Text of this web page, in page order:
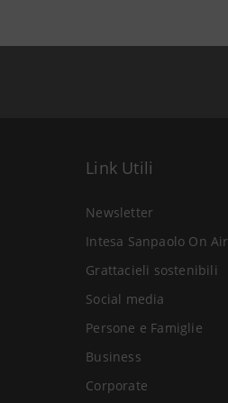
Link Utili
Newsletter
Intesa Sanpaolo On Air
Grattacieli sostenibili
Social media
Persone e Famiglie
Business
Corporate